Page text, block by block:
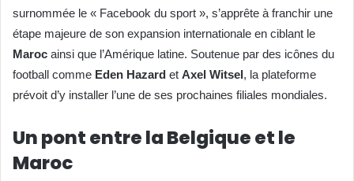
surnommée le « Facebook du sport », s’apprête à franchir une
étape majeure de son expansion internationale en ciblant le
Maroc ainsi que l’Amérique latine. Soutenue par des icônes du
football comme Eden Hazard et Axel Witsel, la plateforme
prévoit d’y installer l’une de ses prochaines filiales mondiales.
Un pont entre la Belgique et le
Maroc